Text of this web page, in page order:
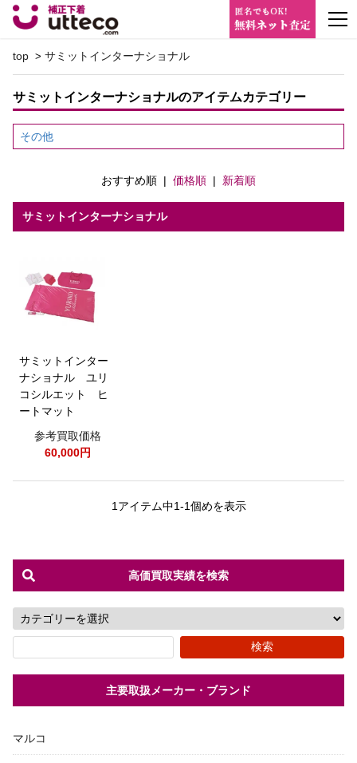
top > サミットインターナショナル
サミットインターナショナルのアイテムカテゴリー
その他
おすすめ順 | 価格順 | 新着順
サミットインターナショナル
サミットインター
ナショナル ユリ
コシルエット ヒ
ートマット
参考買取価格
60,000円
1アイテム中1-1個めを表示
高価買取実績を検索
主要取扱メーカー・ブランド
マルコ